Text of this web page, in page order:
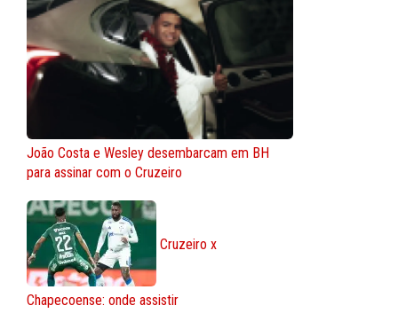
João Costa e Wesley desembarcam em BH
para assinar com o Cruzeiro
Cruzeiro x
Chapecoense: onde assistir